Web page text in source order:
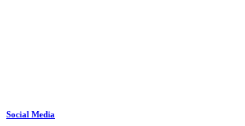
Social Media